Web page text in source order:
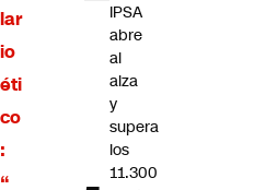
lar
io
éti
co
:
“
IPSA
abre
al
alza
y
supera
los
11.300